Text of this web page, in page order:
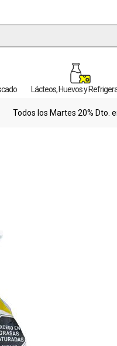
Lácteos, Huevos y
Todos los Martes 20% Dto.